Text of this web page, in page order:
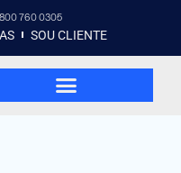
760 0305
SOU CLIENTE